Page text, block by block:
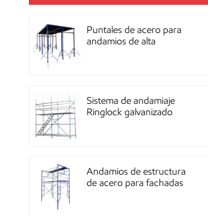
Puntales de acero para
andamios de alta
Sistema de andamiaje
Ringlock galvanizado
Andamios de estructura
de acero para fachadas